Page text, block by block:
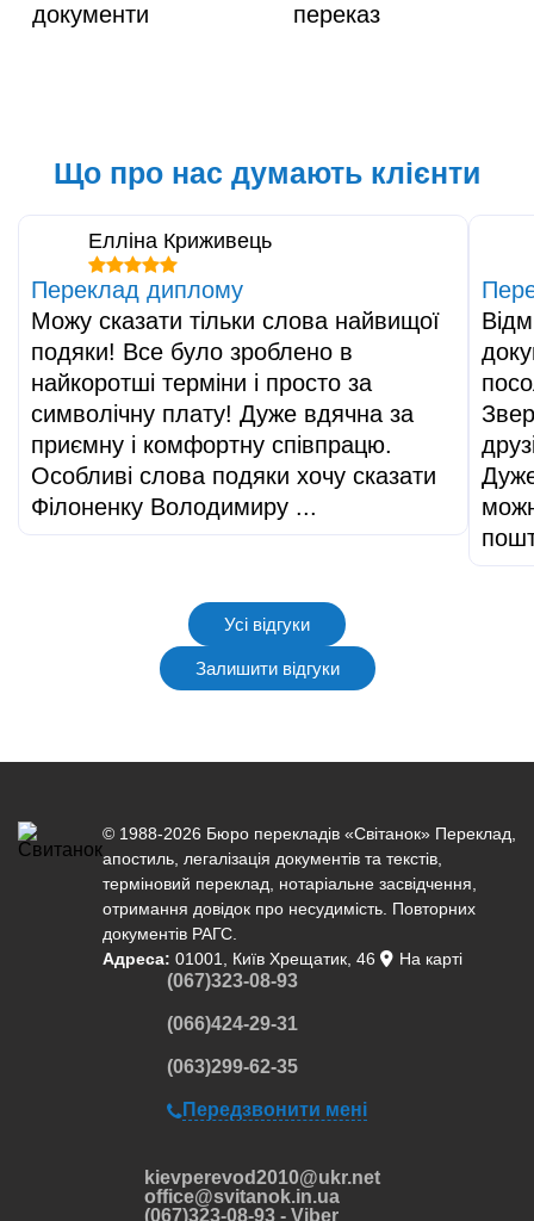
документи
переказ
Що про нас думають клієнти
Елліна Криживець
Переклад диплому
Можу сказати тільки слова найвищої
подяки! Все було зроблено в
найкоротші терміни і просто за
символічну плату! Дуже вдячна за
приємну і комфортну співпрацю.
Особливі слова подяки хочу сказати
Філоненку Володимиру ...
Усі відгуки
Залишити відгуки
© 1988-2026 Бюро перекладів «Світанок» Переклад
апостиль легалізація документів та текстів,
терміновий переклад
нотаріальне засвідчення
отримання довідок про несудимість. Повторних
документів РАГС.
Адреса: 01001, Київ Хрещатик, 46 На карті
(067)323-08-93
(066)424-29-31
(063)299-62-35
Передзвонити мені
kievperevod2010@ukr.net
office@svitanok.in.ua
(067)323-08-93 - Viber